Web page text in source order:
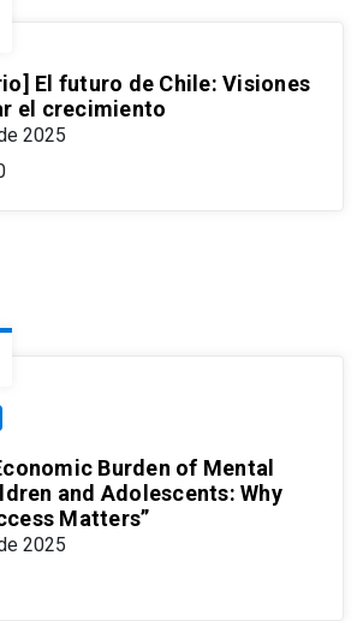
El futuro de Chile: Visiones
el crecimiento
2025
Burden of Mental
and Adolescents: Why
Matters”
2025